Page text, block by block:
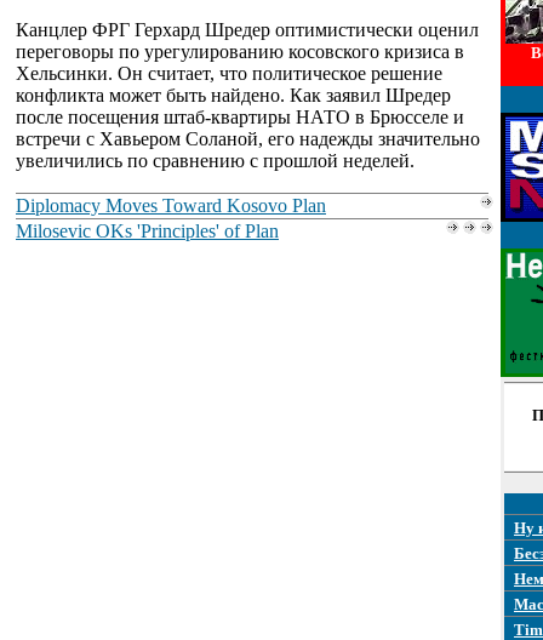
Канцлер ФРГ Герхард Шредер оптимистически оценил
переговоры по урегулированию косовского кризиса в
Хельсинки. Он считает, что политическое решение
конфликта может быть найдено. Как заявил Шредер
после посещения штаб-квартиры НАТО в Брюсселе и
встречи с Хавьером Соланой, его надежды значительно
увеличились по сравнению с прошлой неделей.
Diplomacy Moves Toward Kosovo Plan
Milosevic OKs 'Principles' of Plan
Ну